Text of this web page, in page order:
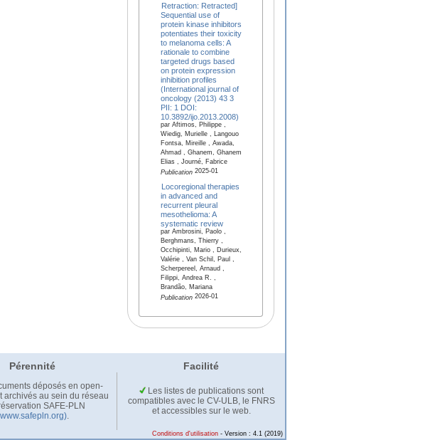
Retraction: Retracted]
Sequential use of
protein kinase inhibitors
potentiates their toxicity
to melanoma cells: A
rationale to combine
targeted drugs based
on protein expression
inhibition profiles
(International journal of
oncology (2013) 43 3
PII: 1 DOI:
10.3892/ijo.2013.2008)
par Aftimos, Philippe ,
Wiedig, Murielle , Langouo
Fontsa, Mireille , Awada,
Ahmad , Ghanem, Ghanem
Elias , Journé, Fabrice
Publication2025-01
Locoregional therapies
in advanced and
recurrent pleural
mesothelioma: A
systematic review
par Ambrosini, Paolo ,
Berghmans, Thierry ,
Occhipinti, Mario , Durieux,
Valérie , Van Schil, Paul ,
Scherpereel, Arnaud ,
Filippi, Andrea R. ,
Brandão, Mariana
Publication2026-01
Pérennité Facilité
déposés en open-
archivés au sein du réseau
SAFE-PLN
.
Les listes de publications sont
compatibles avec le CV-ULB, le FNRS
et accessibles sur le web.
Conditions d'utilisation - Version : 4.1 (2019)